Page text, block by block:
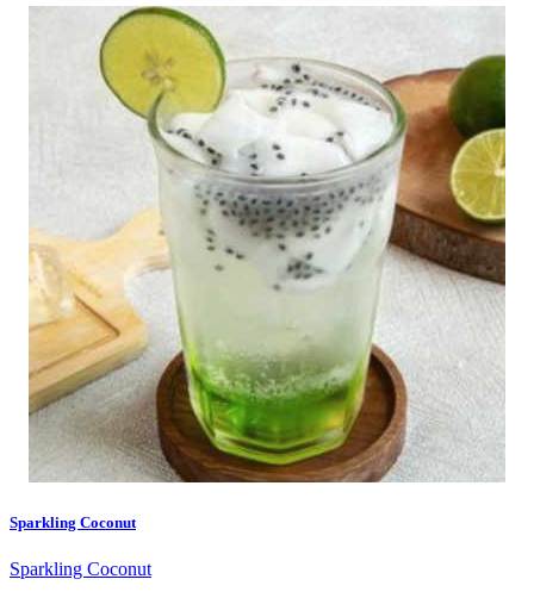
Sparkling Coconut
Sparkling Coconut